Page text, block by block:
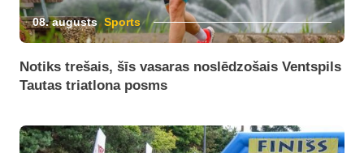
08. augusts Sports
Notiks trešais, šīs vasaras noslēdzošais Ventspils
Tautas triatlona posms